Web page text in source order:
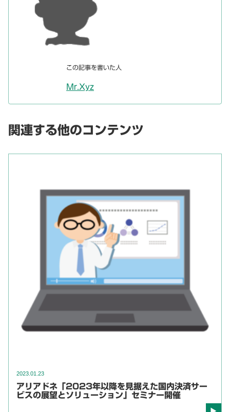
この記事を書いた人
Mr.Xyz
関連する他のコンテンツ
2023.01.23
アリアドネ「2023年以降を見据えた国内決済サー
ビスの展望とソリューション」セミナー開催